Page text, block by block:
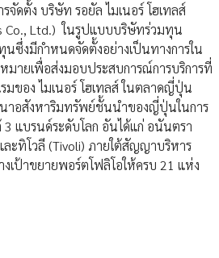
จัดตั้ง บริษัท รอยัล ไมเนอร์ โฮเทลส์
Co., Ltd.) ในรูปแบบบริษัทร่วมทุน
นซึ่งมีกำหนดจัดตั้งอย่างเป็นทางการใน
ายเพื่อส่งมอบประสบการณ์การบริการที่
มของ ไมเนอร์ โฮเทลส์ ในตลาดญี่ปุ่น
อสังหาริมทรัพย์ชั้นนำของญี่ปุ่นในการ
3 แบรนด์ระดับโลก อันได้แก่ อนันตรา
ละทิโวลี (Tivoli) ภายใต้สัญญาบริหาร
เป้าขยายพอร์ตโฟลิโอให้ครบ 21 แห่ง